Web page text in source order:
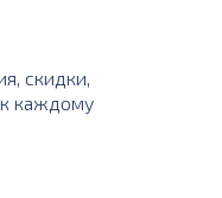
скидки,
каждому